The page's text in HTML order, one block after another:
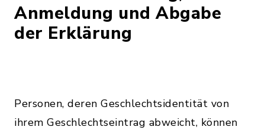
Anmeldung und Abgabe
der Erklärung
Personen, deren Geschlechtsidentität von
ihrem Geschlechtseintrag abweicht, können